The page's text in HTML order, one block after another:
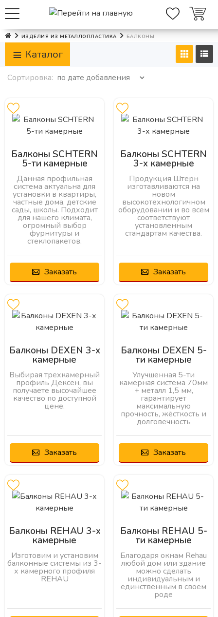
ИЗДЕЛИЯ ИЗ МЕТАЛЛОПЛАСТИКА БАЛКОНЫ
Каталог
Сортировка:
Балконы SCHTERN
5-ти камерные
Данная профильная
система актуальна для
установки в квартиры,
частные дома, детские
сады, школы. Подходит
для нашего климата,
огромный выбор
фурнитуры и
стеклопакетов.
Заказать
Балконы SCHTERN
3-х камерные
Продукция Штерн
изготавливаются на
новом
высокотехнологичном
оборудовании и во всем
соответствуют
установленным
стандартам качества.
Заказать
Балконы DEXEN 3-х
камерные
Выбирая трехкамерный
профиль Дексен, вы
получаете высочайшее
качество по доступной
цене.
Заказать
Балконы DEXEN 5-
ти камерные
Улучшенная 5-ти
камерная система 70мм
+ металл 1,5 мм,
гарантирует
максимальную
прочность, жёсткость и
долговечность
Заказать
Балконы REHAU 3-х
камерные
Изготовим и установим
балконные системы из 3-
х камерного профиля
REHAU
Балконы REHAU 5-
ти камерные
Благодаря окнам Rehau
любой дом или здание
можно сделать
индивидуальным и
единственным в своем
роде